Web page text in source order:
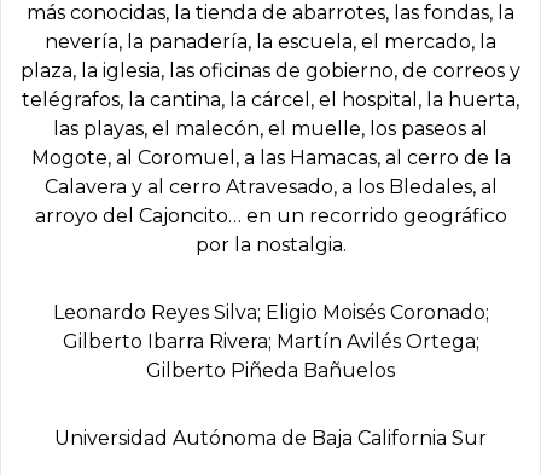
más conocidas, la tienda de abarrotes, las fondas, la
nevería, la panadería, la escuela, el mercado, la
plaza, la iglesia, las oficinas de gobierno, de correos y
telégrafos, la cantina, la cárcel, el hospital, la huerta,
las playas, el malecón, el muelle, los paseos al
Mogote, al Coromuel, a las Hamacas, al cerro de la
Calavera y al cerro Atravesado, a los Bledales, al
arroyo del Cajoncito… en un recorrido geográfico
por la nostalgia.
Leonardo Reyes Silva; Eligio Moisés Coronado;
Gilberto Ibarra Rivera; Martín Avilés Ortega;
Gilberto Piñeda Bañuelos
Universidad Autónoma de Baja California Sur